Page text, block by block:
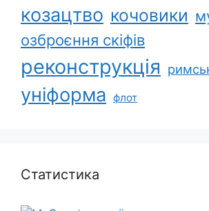
козацтво кочовики
озброєння скіфів
реконструкція
уніформа флот
Статистика